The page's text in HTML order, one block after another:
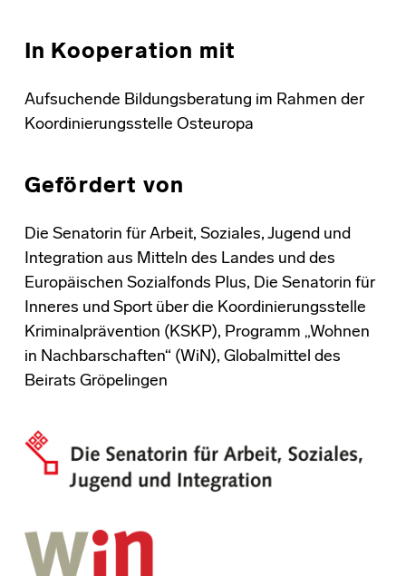
In Kooperation mit
Aufsuchende Bildungsberatung im Rahmen der
Koordinierungsstelle Osteuropa
Gefördert von
Die Senatorin für Arbeit, Soziales, Jugend und
Integration aus Mitteln des Landes und des
Europäischen Sozialfonds Plus, Die Senatorin für
Inneres und Sport über die Koordinierungsstelle
Kriminalprävention (KSKP), Programm „Wohnen
in Nachbarschaften“ (WiN), Globalmittel des
Beirats Gröpelingen